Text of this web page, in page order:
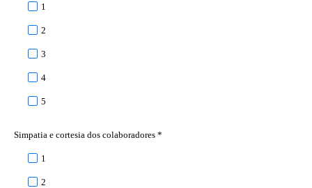
1
2
3
4
5
Simpatia e cortesia dos colaboradores *
1
2